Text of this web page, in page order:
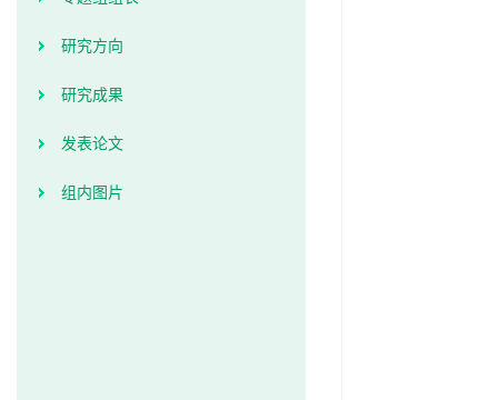
研究方向
研究成果
发表论文
组内图片